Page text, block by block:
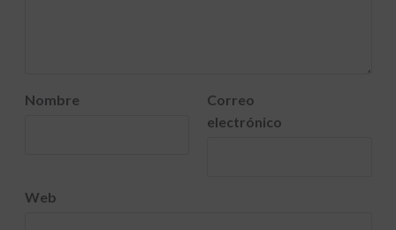
Nombre
Correo
electrónico
Web